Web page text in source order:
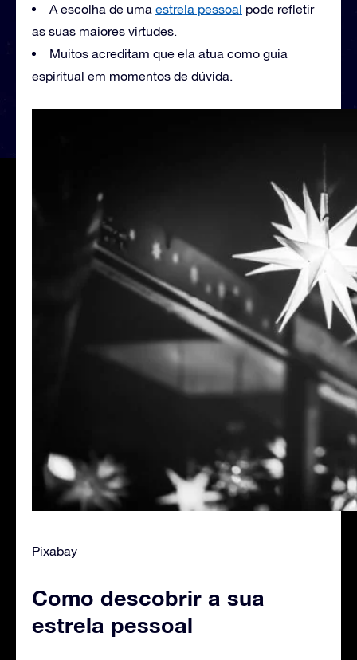
A escolha de uma estrela pessoal pode refletir
as suas maiores virtudes.
Muitos acreditam que ela atua como guia
espiritual em momentos de dúvida.
Pixabay
Como descobrir a sua
estrela pessoal